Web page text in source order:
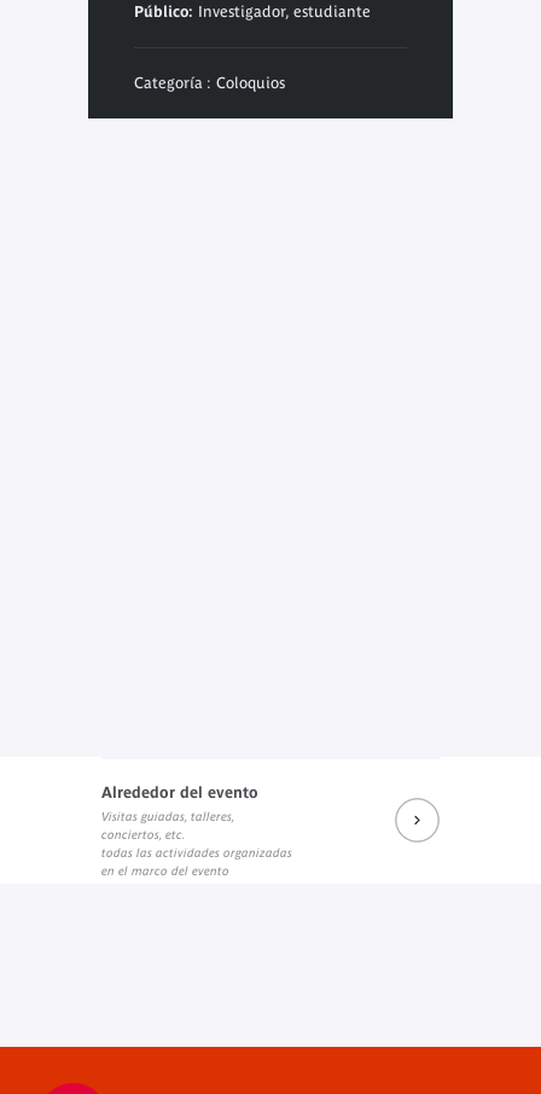
Público: Investigador, estudiante
Categoría : Coloquios
Alrededor del evento
Visitas guiadas, talleres,
conciertos, etc.
todas las actividades organizadas
en el marco del evento